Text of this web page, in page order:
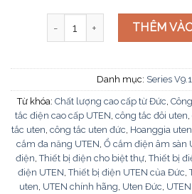
Công tắc 2 chiều kép cỡ XS
THÊM
Danh mục: Series
Từ khóa: Chất lượng cao cấp từ Đức
tắc điện cao cấp UTEN công tắc đôi uten
tắc uten công tắc uten đức Hoanggia uten
cắm đa năng UTEN Ổ cắm điện âm sàn
điện ,Thiết bị điện cho biệt thự,Thiết bị
điện UTEN ,Thiết bị điện UTEN của Đức ,
uten UTEN chính hãng Uten Đức